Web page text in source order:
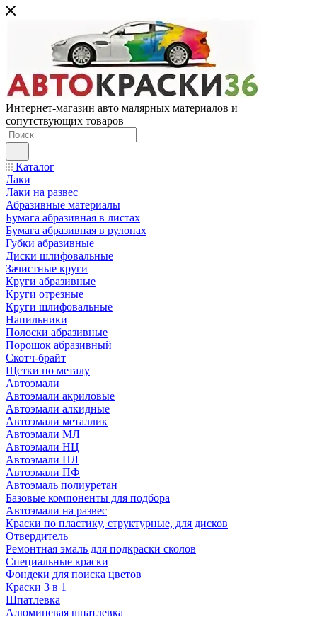
Интернет-магазин авто малярных материалов и
сопутствующих товаров
Каталог
Лаки
Лаки на развес
Абразивные материалы
Бумага абразивная в листах
Бумага абразивная в рулонах
Губки абразивные
Диски шлифовальные
Зачистные круги
Круги абразивные
Круги отрезные
Круги шлифовальные
Напильники
Полоски абразивные
Порошок абразивный
Скотч-брайт
Щетки по металу
Автоэмали
Автоэмали акриловые
Автоэмали алкидные
Автоэмали металлик
Автоэмали МЛ
Автоэмали НЦ
Автоэмали ПЛ
Автоэмали ПФ
Автоэмаль полиуретан
Базовые компоненты для подбора
Автоэмали на развес
Краски по пластику, структурные, для дисков
Отвердитель
Ремонтная эмаль для подкраски сколов
Специальные краски
Фондеки для поиска цветов
Краски 3 в 1
Шпатлевка
Алюминевая шпатлевка